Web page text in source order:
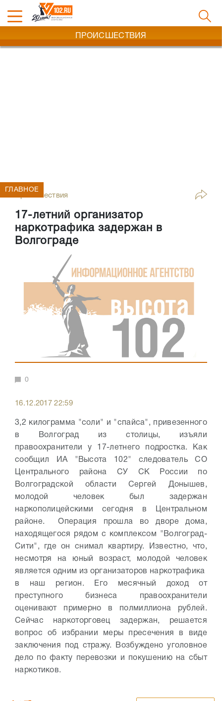
ПРОИСШЕСТВИЯ
Происшествия
17-летний организатор
наркотрафика задержан в
Волгограде
ГЛАВНОЕ
0
16.12.2017 22:59
3,2 килограмма "соли" и "спайса", привезенного
в Волгоград из столицы, изъяли
правоохранители у 17-летнего подростка. Как
сообщил ИА "Высота 102" следователь СО
Центрального района СУ СК России по
Волгоградской области Сергей Донышев,
молодой человек был задержан
наркополицейскими сегодня в Центральном
районе. Операция прошла во дворе дома,
находящегося рядом с комплексом "Волгоград-
Сити", где он снимал квартиру. Известно, что,
несмотря на юный возраст, молодой человек
является одним из организаторов наркотрафика
в наш регион. Его месячный доход от
преступного бизнеса правоохранители
оценивают примерно в полмиллиона рублей.
Сейчас наркоторговец задержан, решается
вопрос об избрании меры пресечения в виде
заключения под стражу. Возбуждено уголовное
дело по факту перевозки и покушению на сбыт
наркотиков.